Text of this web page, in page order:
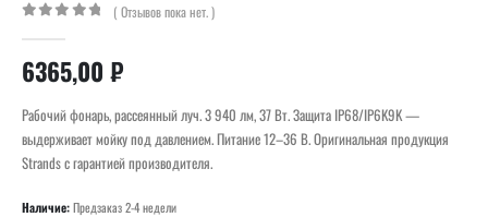
( Отзывов пока нет. )
6365,00 ₽
Рабочий фонарь, рассеянный луч. 3 940 лм, 37 Вт. Защита IP68/IP6K9K —
выдерживает мойку под давлением. Питание 12–36 В. Оригинальная продукция
Strands с гарантией производителя.
Наличие:Предзаказ 2-4 недели